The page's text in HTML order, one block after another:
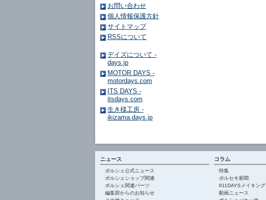
お問い合わせ
個人情報保護方針
サイトマップ
RSSについて
デイズについて -
days.jp
MOTOR DAYS -
motordays.com
ITS DAYS -
itsdays.com
生き様工房 -
ikizama.days.jp
ニュース
ポルシェ公式ニュース
ポルシェショップ関連
ポルシェ関連パーツ
編集部からのお知らせ
コラム
特集
ポルセキ新聞
911DAYSメイキング
動画ニュース